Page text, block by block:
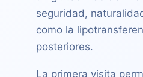
seguridad,
como la
posteriores.
La primera visita